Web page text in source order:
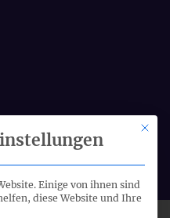
Mit
Einige von ihnen sind
diese Website und Ihre